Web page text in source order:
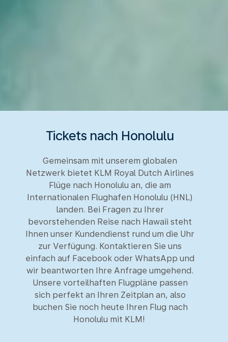
Tickets nach Honolulu
Gemeinsam mit unserem globalen
Netzwerk bietet KLM Royal Dutch Airlines
Flüge nach Honolulu an, die am
Internationalen Flughafen Honolulu (HNL)
landen. Bei Fragen zu Ihrer
bevorstehenden Reise nach Hawaii steht
Ihnen unser Kundendienst rund um die Uhr
zur Verfügung. Kontaktieren Sie uns
einfach auf Facebook oder WhatsApp und
wir beantworten Ihre Anfrage umgehend.
Unsere vorteilhaften Flugpläne passen
sich perfekt an Ihren Zeitplan an, also
buchen Sie noch heute Ihren Flug nach
Honolulu mit KLM!